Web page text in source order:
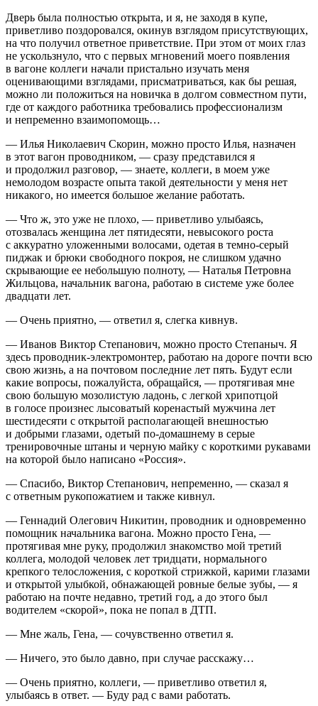
Дверь была полностью открыта, и я, не заходя в купе,
приветливо поздоровался, окинув взглядом присутствующих,
на что получил ответное приветствие. При этом от моих глаз
не ускользнуло, что с первых мгновений моего появления
в вагоне коллеги начали пристально изучать меня
оценивающими взглядами, присматриваться, как бы решая,
можно ли положиться на новичка в долгом совместном пути,
где от каждого работника требовались профессионализм
и непременно взаимопомощь…
— Илья Николаевич Скорин, можно просто Илья, назначен
в этот вагон проводником, — сразу представился я
и продолжил разговор, — знаете, коллеги, в моем уже
немолодом возрасте опыта такой деятельности у меня нет
никакого, но имеется большое желание работать.
— Что ж, это уже не плохо, — приветливо улыбаясь,
отозвалась женщина лет пятидесяти, невысокого роста
с аккуратно уложенными волосами, одетая в темно-серый
пиджак и брюки свободного покроя, не слишком удачно
скрывающие ее небольшую полноту, — Наталья Петровна
Жильцова, начальник вагона, работаю в системе уже более
двадцати лет.
— Очень приятно, — ответил я, слегка кивнув.
— Иванов Виктор Степанович, можно просто Степаныч. Я
здесь проводник-электромонтер, работаю на дороге почти всю
свою жизнь, а на почтовом последние лет пять. Будут если
какие вопросы, пожалуйста, обращайся, — протягивая мне
свою большую мозолистую ладонь, с легкой хрипотцой
в голосе произнес лысоватый коренастый мужчина лет
шестидесяти с открытой располагающей внешностью
и добрыми глазами, одетый по-домашнему в серые
тренировочные штаны и черную майку с короткими рукавами
на которой было написано «Россия».
— Спасибо, Виктор Степанович, непременно, — сказал я
с ответным рукопожатием и также кивнул.
— Геннадий Олегович Никитин, проводник и одновременно
помощник начальника вагона. Можно просто Гена, —
протягивая мне руку, продолжил знакомство мой третий
коллега, молодой человек лет тридцати, нормального
крепкого телосложения, с короткой стрижкой, карими глазами
и открытой улыбкой, обнажающей ровные белые зубы, — я
работаю на почте недавно, третий год, а до этого был
водителем «скорой», пока не попал в ДТП.
— Мне жаль, Гена, — сочувственно ответил я.
— Ничего, это было давно, при случае расскажу…
— Очень приятно, коллеги, — приветливо ответил я,
улыбаясь в ответ. — Буду рад с вами работать.